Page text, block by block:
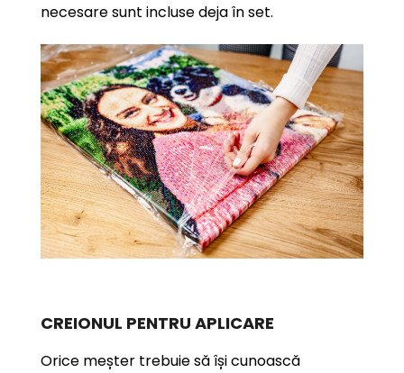
necesare sunt incluse deja în set.
CREIONUL PENTRU APLICARE
Orice meșter trebuie să își cunoască